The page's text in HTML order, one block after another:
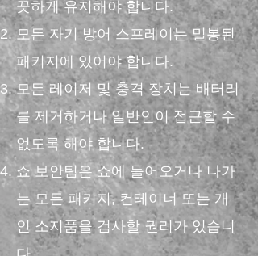
끗하게 유지해야 합니다.
모든 자기 방어 스프레이는 밀봉된
패키지에 있어야 합니다.
모든 레이저 및 충격 장치는 배터리
를 제거하거나 일반인이 접근할 수
없도록 해야 합니다.
쇼 보안팀은 쇼에 들어오거나 나가
는 모든 패키지, 컨테이너 또는 개
인 소지품을 검사할 권리가 있습니